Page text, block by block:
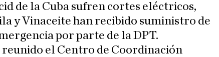
de la Cuba sufren cortes eléctricos,
y Vinaceite han recibido suministro de
por parte de la DPT.
reunido el Centro de Coordinación